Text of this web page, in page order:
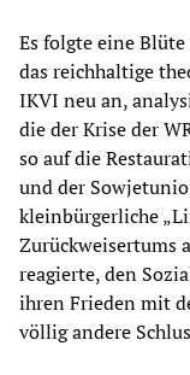
Es folgte eine
das reichhaltige
IKVI neu an,
die der Krise der
so auf die
und der
kleinbürgerliche
Zurückweisertums
reagierte, den
ihren Frieden mit
völlig andere